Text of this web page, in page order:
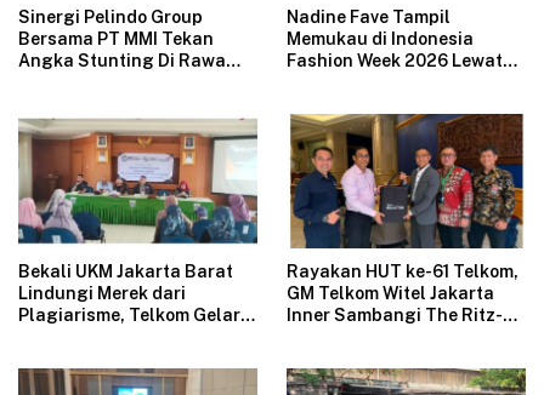
Sinergi Pelindo Group
Bersama PT MMI Tekan
Angka Stunting Di Rawa
Nadine Fave Tampil
Memukau di Indonesia
Fashion Week 2026 Lewat
Bekali UKM Jakarta Barat
Lindungi Merek dari
Plagiarisme, Telkom Gelar
Rayakan HUT ke-61 Telkom,
GM Telkom Witel Jakarta
Inner Sambangi The Ritz-
Industri Hospitality